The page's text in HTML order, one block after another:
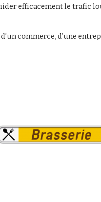
efficacement le trafic
commerce, d’une